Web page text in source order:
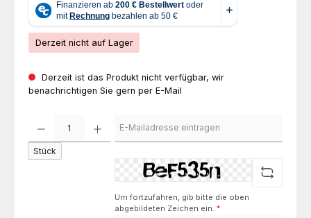
Derzeit nicht auf Lager
Derzeit ist das Produkt nicht verfügbar, wir
benachrichtigen Sie gern per E-Mail
Stück
Um fortzufahren, gib bitte die oben
abgebildeten Zeichen ein.*